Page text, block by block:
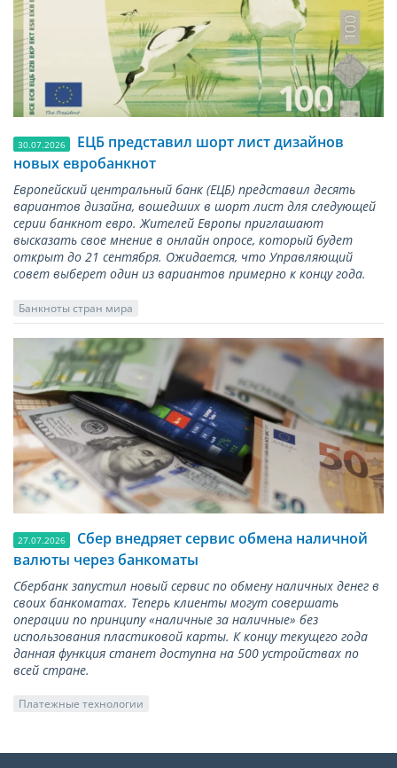
30.07.2026
ЕЦБ представил шорт лист дизайнов
новых евробанкнот
Европейский центральный банк (ЕЦБ) представил десять
вариантов дизайна, вошедших в шорт лист для следующей
серии банкнот евро. Жителей Европы приглашают
высказать свое мнение в онлайн опросе, который будет
открыт до 21 сентября. Ожидается, что Управляющий
совет выберет один из вариантов примерно к концу года.
Банкноты стран мира
27.07.2026
Сбер внедряет сервис обмена наличной
валюты через банкоматы
Сбербанк запустил новый сервис по обмену наличных денег в
своих банкоматах. Теперь клиенты могут совершать
операции по принципу «наличные за наличные» без
использования пластиковой карты. К концу текущего года
данная функция станет доступна на 500 устройствах по
всей стране.
Платежные технологии